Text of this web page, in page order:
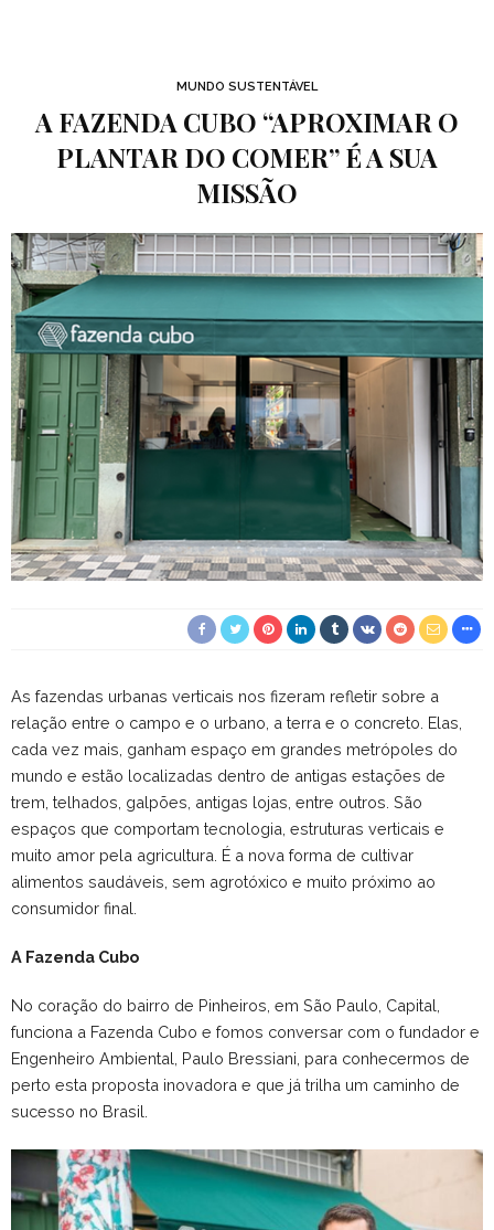
MUNDO SUSTENTÁVEL
A FAZENDA CUBO “APROXIMAR O
PLANTAR DO COMER” É A SUA
MISSÃO
As fazendas urbanas verticais nos fizeram refletir sobre a
relação entre o campo e o urbano, a terra e o concreto. Elas,
cada vez mais, ganham espaço em grandes metrópoles do
mundo e estão localizadas dentro de antigas estações de
trem, telhados, galpões, antigas lojas, entre outros. São
espaços que comportam tecnologia, estruturas verticais e
muito amor pela agricultura. É a nova forma de cultivar
alimentos saudáveis, sem agrotóxico e muito próximo ao
consumidor final.
A Fazenda Cubo
No coração do bairro de Pinheiros, em São Paulo, Capital,
funciona a Fazenda Cubo e fomos conversar com o fundador e
Engenheiro Ambiental, Paulo Bressiani, para conhecermos de
perto esta proposta inovadora e que já trilha um caminho de
sucesso no Brasil.